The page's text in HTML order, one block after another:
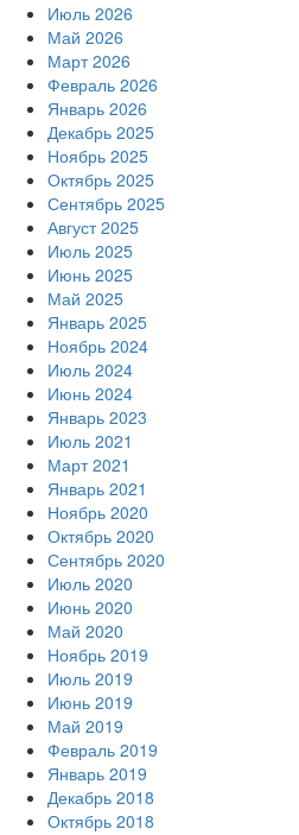
Июль 2026
Май 2026
Март 2026
Февраль 2026
Январь 2026
Декабрь 2025
Ноябрь 2025
Октябрь 2025
Сентябрь 2025
Август 2025
Июль 2025
Июнь 2025
Май 2025
Январь 2025
Ноябрь 2024
Июль 2024
Июнь 2024
Январь 2023
Июль 2021
Март 2021
Январь 2021
Ноябрь 2020
Октябрь 2020
Сентябрь 2020
Июль 2020
Июнь 2020
Май 2020
Ноябрь 2019
Июль 2019
Июнь 2019
Май 2019
Февраль 2019
Январь 2019
Декабрь 2018
Октябрь 2018